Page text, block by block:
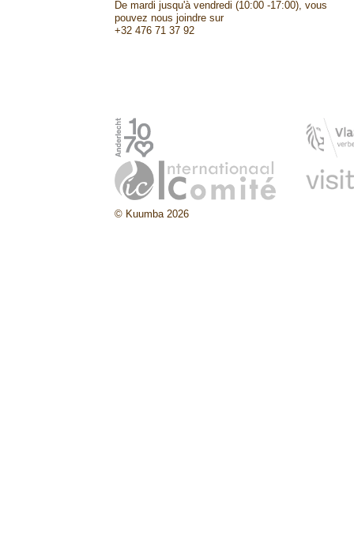
De mardi jusqu'à vendredi (10:00 -17:00), vous
pouvez nous joindre sur
+32 476 71 37 92
© Kuumba 2026